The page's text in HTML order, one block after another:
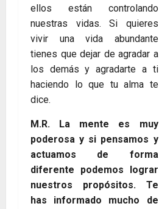
ellos están controlando
nuestras vidas. Si quieres
vivir una vida abundante
tienes que dejar de agradar a
los demás y agradarte a ti
haciendo lo que tu alma te
dice.
M.R. La mente es muy
poderosa y si pensamos y
actuamos de forma
diferente podemos lograr
nuestros propósitos. Te
has informado mucho de